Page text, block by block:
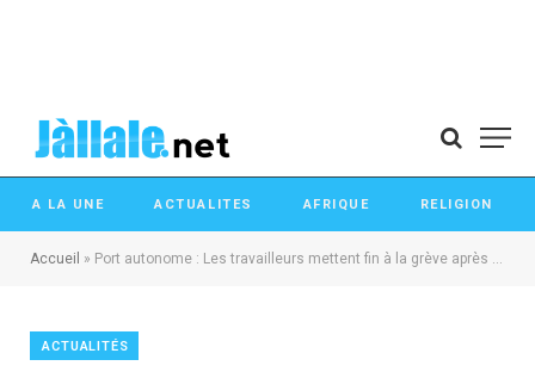
A LA UNE ACTUALITES AFRIQUE RELIGION
Accueil » Port autonome : Les travailleurs mettent fin à la grève après leur rencontre avec Amadou Ba
ACTUALITÉS